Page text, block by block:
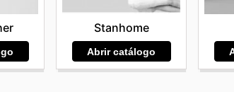
con la garantía de autenticidad y
más atractiva. Stay up to date with Mary
Stanhome
Abrir catálogo